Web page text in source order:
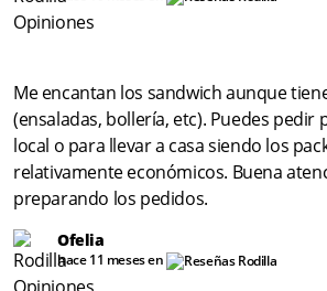
Me encantan los sandwich aunque
(ensaladas, bollería, etc). Puedes pedir
local o para llevar a casa siendo los
relativamente económicos. Buena
preparando los pedidos.
Ofelia
hace 11 meses en